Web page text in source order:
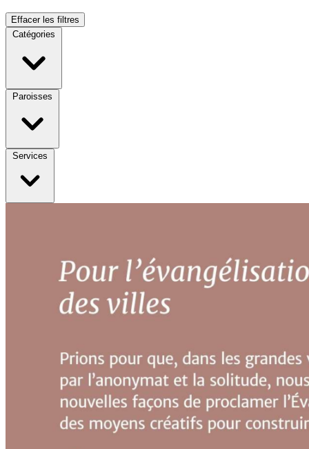
Effacer les filtres
Catégories
Paroisses
Services